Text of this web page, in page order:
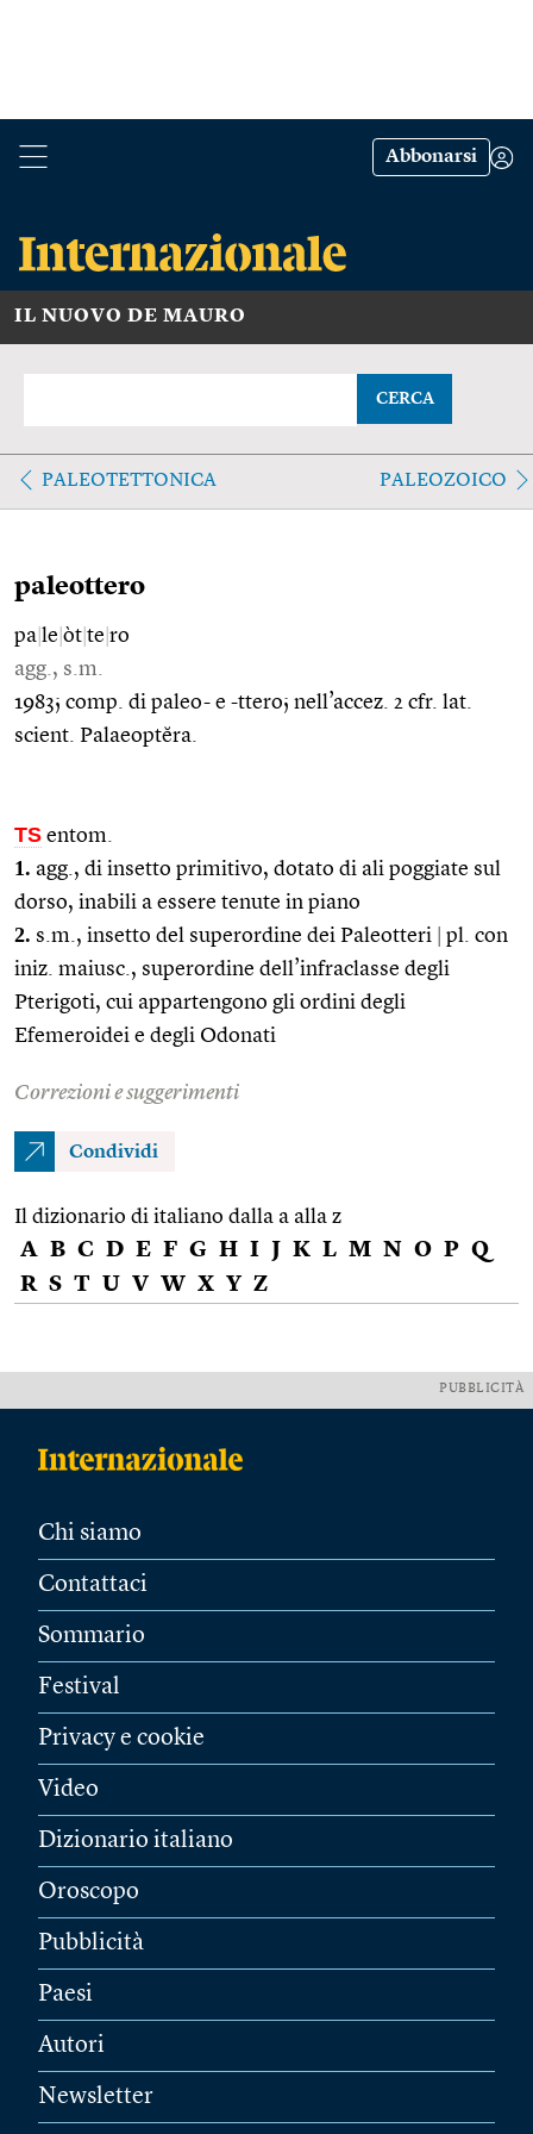
Abbonarsi
IL NUOVO DE MAURO
CERCA
PALEOTETTONICA PALEOZOICO
paleottero
pa le òt te ro
agg., s.m.
1983; comp. di paleo- e -ttero; nell’accez. 2 cfr. lat.
scient. Palaeoptĕra.
TS entom.
1. agg., di insetto primitivo, dotato di ali poggiate sul
dorso, inabili a essere tenute in piano
2. s.m., insetto del superordine dei Paleotteri
pl. con
iniz. maiusc., superordine dell’infraclasse degli
Pterigoti, cui appartengono gli ordini degli
Efemeroidei e degli Odonati
Correzioni e suggerimenti
Condividi
Il dizionario di italiano dalla a alla z
A B C D E F G H I J K L M N O P Q
R S T U V W X Y Z
PUBBLICITÀ
Chi siamo
Contattaci
Sommario
Festival
Privacy e cookie
Video
Dizionario italiano
Oroscopo
Pubblicità
Paesi
Autori
Newsletter